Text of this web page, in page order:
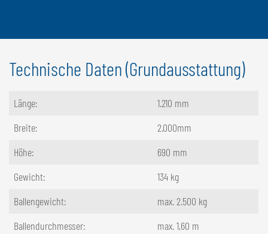
Technische Daten (Grundausstattung)
Länge:
1.210 mm
Breite:
2.000mm
Höhe:
690 mm
Gewicht:
134 kg
Ballengewicht:
max. 2.500 kg
Ballendurchmesser:
max. 1,60 m